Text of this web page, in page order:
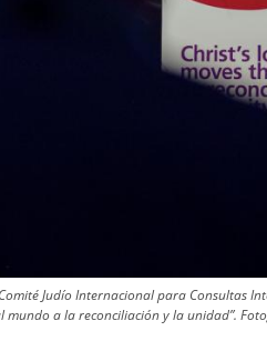
Judío Internacional para Consultas
mundo a la reconciliación y la unidad”.